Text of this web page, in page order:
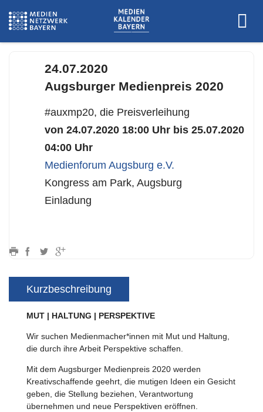
24.07.2020
Augsburger Medienpreis 2020
#auxmp20, die Preisverleihung
von 24.07.2020 18:00 Uhr bis 25.07.2020
04:00 Uhr
Medienforum Augsburg e.V.
Kongress am Park, Augsburg
Einladung
Kurzbeschreibung
MUT | HALTUNG | PERSPEKTIVE
Wir suchen Medienmacher*innen mit Mut und Haltung,
die durch ihre Arbeit Perspektive schaffen.
Mit dem Augsburger Medienpreis 2020 werden
Kreativschaffende geehrt, die mutigen Ideen ein Gesicht
geben, die Stellung beziehen, Verantwortung
übernehmen und neue Perspektiven eröffnen.